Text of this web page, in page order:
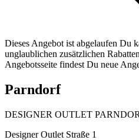
Dieses Angebot ist abgelaufen Du
unglaublichen zusätzlichen
Angebotsseite findest Du neue
Parndorf
DESIGNER OUTLET
Designer Outlet Straße 1